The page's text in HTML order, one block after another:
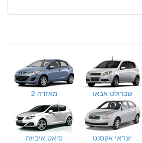
שברולט אבאו מאזדה 2
יונדאי אקסנט סיאט איביזה